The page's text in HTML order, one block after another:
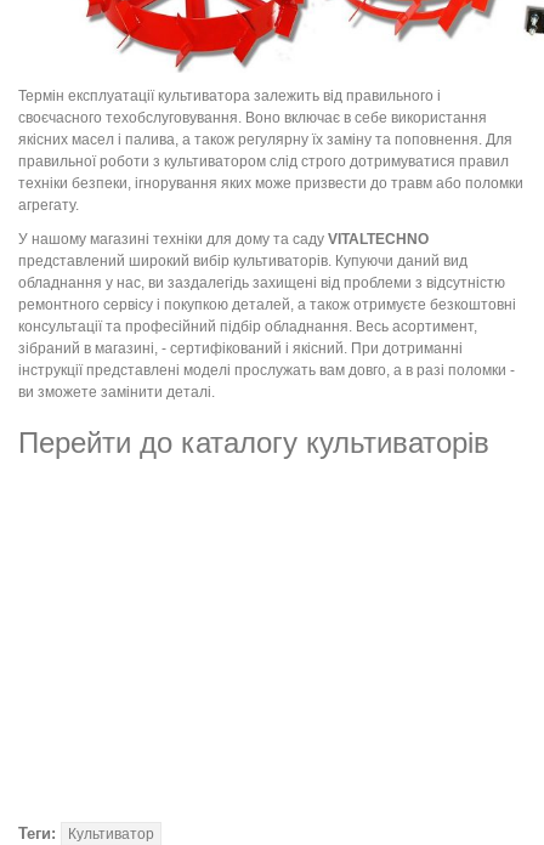
Термін експлуатації культиватора залежить від правильного і
своєчасного техобслуговування. Воно включає в себе використання
якісних масел і палива, а також регулярну їх заміну та поповнення. Для
правильної роботи з культиватором слід строго дотримуватися правил
техніки безпеки, ігнорування яких може призвести до травм або поломки
агрегату.
У нашому магазині техніки для дому та саду VITALTECHNO
представлений широкий вибір культиваторів. Купуючи даний вид
обладнання у нас, ви заздалегідь захищені від проблеми з відсутністю
ремонтного сервісу і покупкою деталей, а також отримуєте безкоштовні
консультації та професійний підбір обладнання. Весь асортимент,
зібраний в магазині, - сертифікований і якісний. При дотриманні
інструкції представлені моделі прослужать вам довго, а в разі поломки -
ви зможете замінити деталі.
Перейти до каталогу культиваторів
Теги: Культиватор